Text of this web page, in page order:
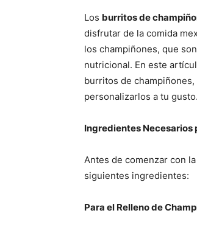
Los burritos de
disfrutar de la comida
los champiñones, que
nutricional. En este
burritos de
personalizarlos a tu gusto.
Ingredientes Necesarios
Antes de comenzar con
siguientes ingredientes:
Para el Relleno de